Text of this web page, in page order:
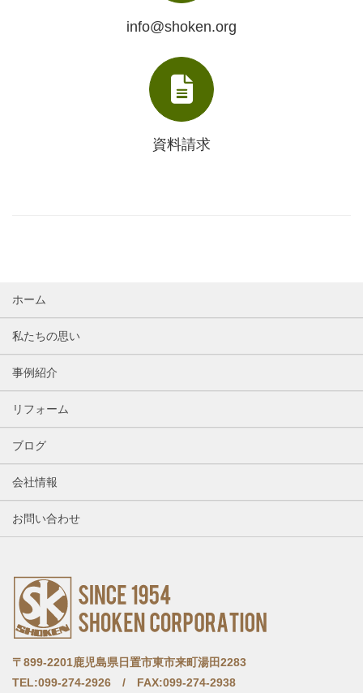
info@shoken.org
資料請求
ホーム
私たちの思い
事例紹介
リフォーム
ブログ
会社情報
お問い合わせ
〒899-2201鹿児島県日置市東市来町湯田2283
TEL:099-274-2926 / FAX:099-274-2938